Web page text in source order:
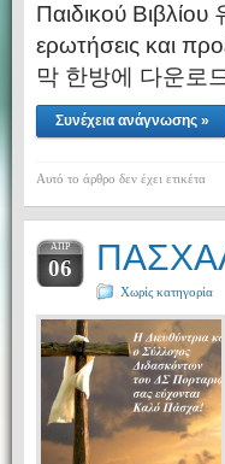
Παιδικού
ερωτήσεις και
막 한방에 다운로
Συνέχεια ανάγνωσης »
Αυτό το άρθρο δεν έχει ετικέτα
ΑΠΡ
06
Χωρίς κατηγορία